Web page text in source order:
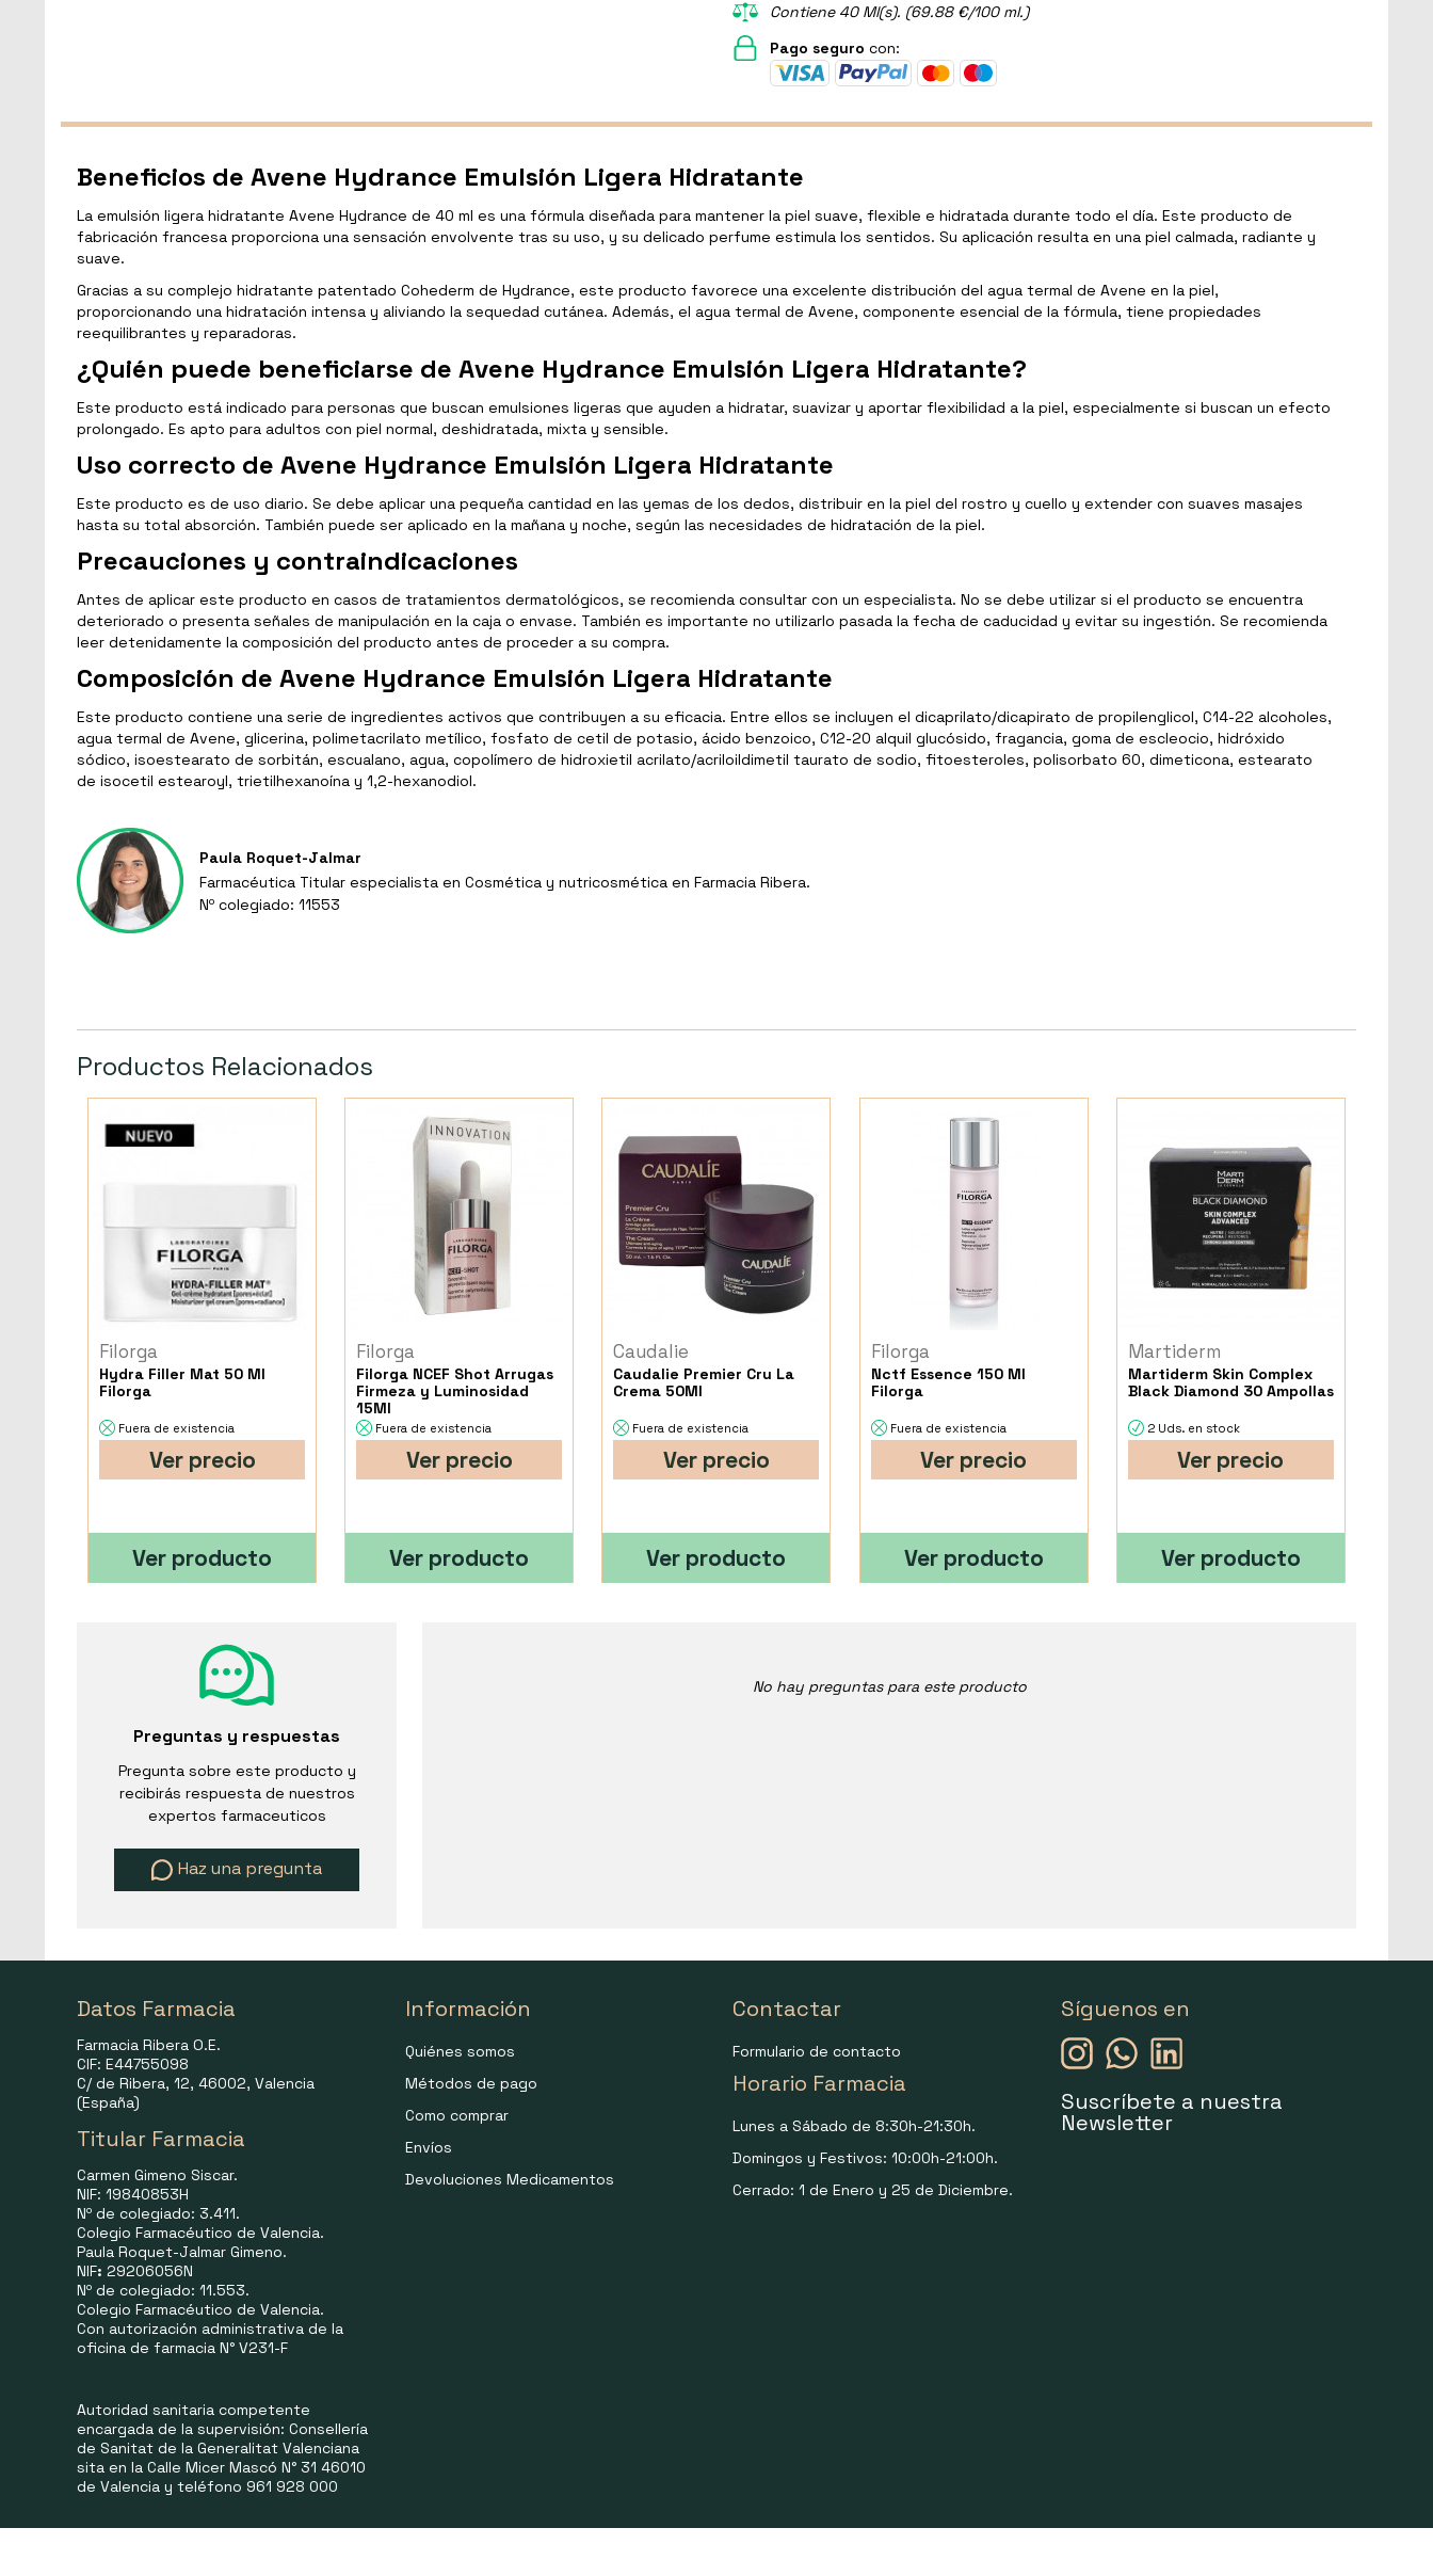
Contiene 40 Ml(s). (69.88 €/100 ml.)
Pago seguro con:
Beneficios de Avene Hydrance Emulsión Ligera Hidratante
La emulsión ligera hidratante Avene Hydrance de 40 ml es una fórmula diseñada para mantener la piel suave, flexible e hidratada durante todo el día. Este producto de
fabricación francesa proporciona una sensación envolvente tras su uso, y su delicado perfume estimula los sentidos. Su aplicación resulta en una piel calmada, radiante y
suave.
Gracias a su complejo hidratante patentado Cohederm de Hydrance, este producto favorece una excelente distribución del agua termal de Avene en la piel,
proporcionando una hidratación intensa y aliviando la sequedad cutánea. Además, el agua termal de Avene, componente esencial de la fórmula, tiene propiedades
reequilibrantes y reparadoras.
¿Quién puede beneficiarse de Avene Hydrance Emulsión Ligera Hidratante?
Este producto está indicado para personas que buscan emulsiones ligeras que ayuden a hidratar, suavizar y aportar flexibilidad a la piel, especialmente si buscan un efecto
prolongado. Es apto para adultos con piel normal, deshidratada, mixta y sensible.
Uso correcto de Avene Hydrance Emulsión Ligera Hidratante
Este producto es de uso diario. Se debe aplicar una pequeña cantidad en las yemas de los dedos, distribuir en la piel del rostro y cuello y extender con suaves masajes
hasta su total absorción. También puede ser aplicado en la mañana y noche, según las necesidades de hidratación de la piel.
Precauciones y contraindicaciones
Antes de aplicar este producto en casos de tratamientos dermatológicos, se recomienda consultar con un especialista. No se debe utilizar si el producto se encuentra
deteriorado o presenta señales de manipulación en la caja o envase. También es importante no utilizarlo pasada la fecha de caducidad y evitar su ingestión. Se recomienda
leer detenidamente la composición del producto antes de proceder a su compra.
Composición de Avene Hydrance Emulsión Ligera Hidratante
Este producto contiene una serie de ingredientes activos que contribuyen a su eficacia. Entre ellos se incluyen el dicaprilato/dicapirato de propilenglicol, C14-22 alcoholes,
agua termal de Avene, glicerina, polimetacrilato metílico, fosfato de cetil de potasio, ácido benzoico, C12-20 alquil glucósido, fragancia, goma de escleocio, hidróxido
sódico, isoestearato de sorbitán, escualano, agua, copolímero de hidroxietil acrilato/acriloildimetil taurato de sodio, fitoesteroles, polisorbato 60, dimeticona, estearato
de isocetil estearoyl, trietilhexanoína y 1,2-hexanodiol.
Paula Roquet-Jalmar
Farmacéutica Titular especialista en Cosmética y nutricosmética en Farmacia Ribera.
Nº colegiado: 11553
Productos Relacionados
Filorga
Hydra Filler Mat 50 Ml
Filorga
Fuera de existencia
Ver precio
Ver producto
Filorga
Filorga NCEF Shot Arrugas
Firmeza y Luminosidad
15Ml
Fuera de existencia
Ver precio
Ver producto
Caudalie
Caudalie Premier Cru La
Crema 50Ml
Fuera de existencia
Ver precio
Ver producto
Filorga
Nctf Essence 150 Ml
Filorga
Fuera de existencia
Ver precio
Ver producto
Martiderm
Martiderm Skin Complex
Black Diamond 30 Ampollas
2 Uds. en stock
Ver precio
Ver producto
Preguntas y respuestas
Pregunta sobre este producto y
recibirás respuesta de nuestros
expertos farmaceuticos
Haz una pregunta
No hay preguntas para este producto
Datos Farmacia
Farmacia Ribera O.E.
CIF: E44755098
C/ de Ribera, 12, 46002, Valencia
(España)
Titular Farmacia
Carmen Gimeno Siscar.
NIF: 19840853H
Nº de colegiado: 3.411.
Colegio Farmacéutico de Valencia.
Paula Roquet-Jalmar Gimeno.
NIF: 29206056N
Nº de colegiado: 11.553.
Colegio Farmacéutico de Valencia.
Con autorización administrativa de la
oficina de farmacia N° V231-F
Autoridad sanitaria competente
encargada de la supervisión: Consellería
de Sanitat de la Generalitat Valenciana
sita en la Calle Micer Mascó N° 31 46010
de Valencia y teléfono 961 928 000
Información
Quiénes somos
Métodos de pago
Como comprar
Envíos
Devoluciones Medicamentos
Contactar
Formulario de contacto
Horario Farmacia
Lunes a Sábado de 8:30h-21:30h.
Domingos y Festivos: 10:00h-21:00h.
Cerrado: 1 de Enero y 25 de Diciembre.
Síguenos en
Suscríbete a nuestra
Newsletter